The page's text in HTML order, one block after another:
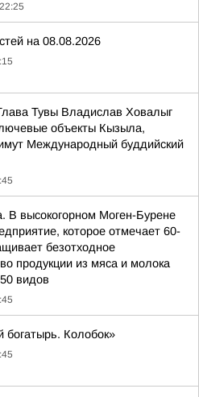
на 08.08.2026
Тувы Владислав Ховалыг
объекты Кызыла,
Международный буддийский
В высокогорном Моген-Бурене
которое отмечает 60-
безотходное
продукции из мяса и молока
видов
богатырь. Колобок»